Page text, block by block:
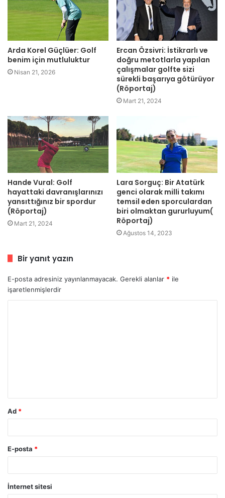
Arda Korel Güçlüer: Golf
benim için mutluluktur
Nisan 21, 2026
Ercan Özsivri: İstikrarlı ve
doğru metotlarla yapılan
çalışmalar golfte sizi
sürekli başarıya götürüyor
(Röportaj)
Mart 21, 2024
Hande Vural: Golf
hayattaki davranışlarınızı
yansıttığınız bir spordur
(Röportaj)
Mart 21, 2024
Lara Sorguç: Bir Atatürk
genci olarak milli takımı
temsil eden sporculardan
biri olmaktan gururluyum(
Röportaj)
Ağustos 14, 2023
Bir yanıt yazın
E-posta adresiniz yayınlanmayacak. Gerekli alanlar * ile
işaretlenmişlerdir
Ad *
E-posta *
İnternet sitesi